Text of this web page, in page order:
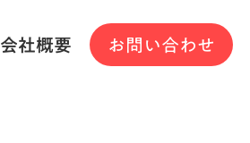
会社概要 お問い合わせ